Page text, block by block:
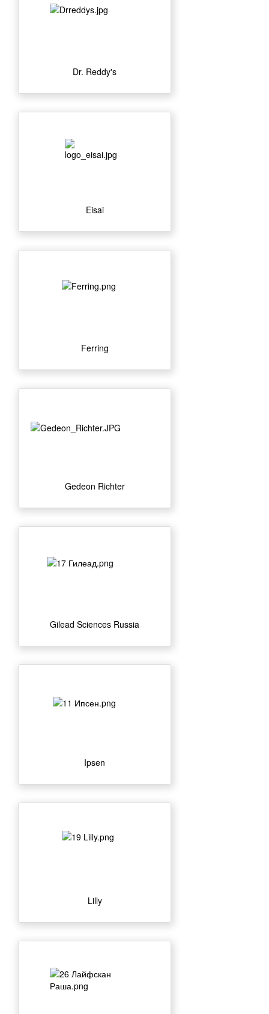
Dr. Reddy's
Eisai
Ferring
Gedeon Richter
Gilead Sciences Russia
Ipsen
Lilly